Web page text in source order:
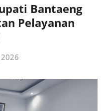
Bantaeng
Pelayanan